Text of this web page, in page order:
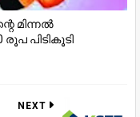
മിന്നല്‍
പിടികൂടി
NEXT